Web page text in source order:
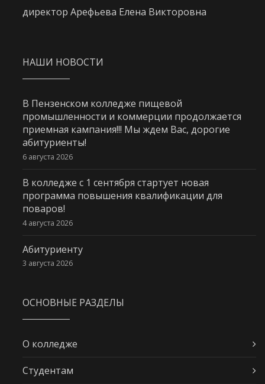
директор Арефьева Елена Викторовна
НАШИ НОВОСТИ
В Пензенском колледже пищевой
промышленности и коммерции продолжается
приемная кампания!!! Мы ждем Вас, дорогие
абитуриенты!
6 августа 2026
В колледже с 1 сентября стартует новая
программа повышения квалификации для
поваров!
4 августа 2026
Абитуриенту
3 августа 2026
ОСНОВНЫЕ РАЗДЕЛЫ
О колледже
Студентам